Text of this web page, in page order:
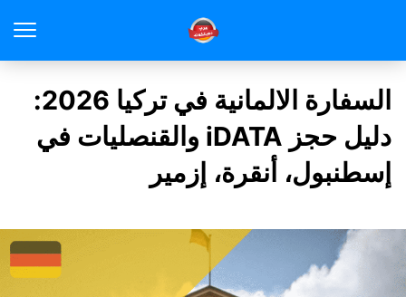
السفارة الالمانية في تركيا 2026:
دليل حجز iDATA والقنصليات في
إسطنبول، أنقرة، إزمير